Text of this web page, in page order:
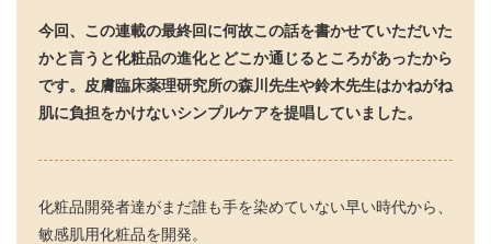
今回、この連載の最終回に何故この話を書かせていただいた
かと言うと化粧品の進化とどこか通じるところがあったから
です。皮膚臨床薬理研究所の森川先生や鈴木先生はかねがね
肌に負担をかけないシンプルケアを提唱していました。
化粧品開発者達がまだ誰も手を染めていない早い時代から、
敏感肌用化粧品を開発。